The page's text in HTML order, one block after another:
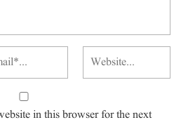
in this browser for the next